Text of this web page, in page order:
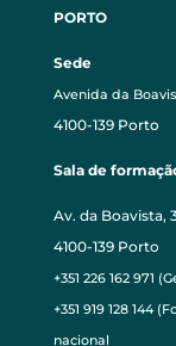
PORTO
Sede
Avenida da
4100-139 Porto
Sala de
Av. da Boavista,
4100-139 Porto
+351 226 162 971
+351 919 128 144
nacional